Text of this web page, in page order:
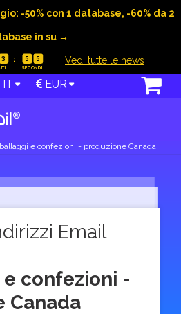
-50% con 1 database, -60% da 2
in su →
3 5 4 Vedi tutte le news
IT EUR
e confezioni - produzione Canada
Email
confezioni -
Canada